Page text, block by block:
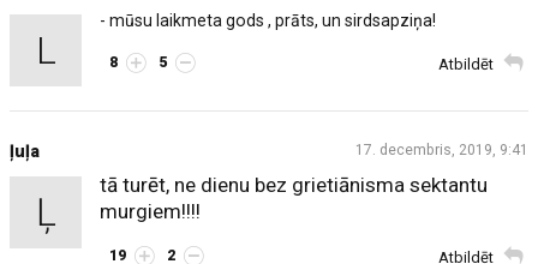
L
- mūsu laikmeta gods , prāts, un sirdsapziņa!
Atbildēt
8 5
17. decembris, 2019, 9:41
ļuļa
Ļ
tā turēt, ne dienu bez grietiānisma sektantu
murgiem!!!!
Atbildēt
19 2